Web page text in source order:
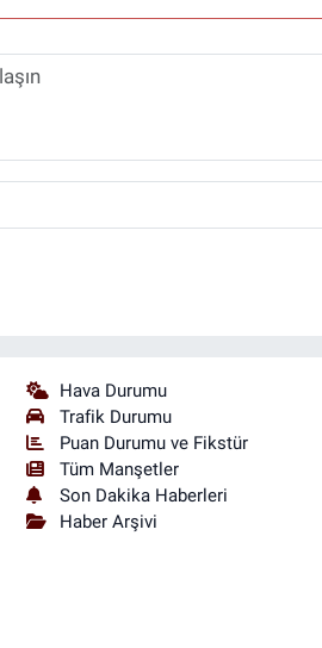
Hava Durumu
Trafik Durumu
Puan Durumu ve Fikstür
Tüm Manşetler
Son Dakika Haberleri
Haber Arşivi